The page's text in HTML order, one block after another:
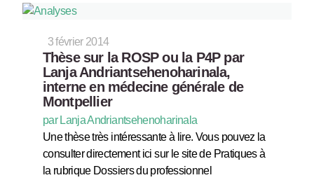
3 février 2014
Thèse sur la ROSP ou la P4P par
Lanja Andriantsehenoharinala,
interne en médecine générale de
Montpellier
par Lanja Andriantsehenoharinala
Une thèse très intéressante à lire. Vous pouvez la
consulter directement ici sur le site de Pratiques à
la rubrique Dossiers du professionnel